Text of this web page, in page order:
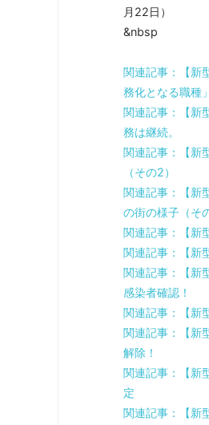
月22日）
&nbsp
関連記事：【新
務化となる職種
関連記事：【新
務は継続。
関連記事：【新
（その2）
関連記事：【新
の街の様子（そ
関連記事：【新
関連記事：【新
関連記事：【新
感染者確認！
関連記事：【新
関連記事：【新
解除！
関連記事：【新
定
関連記事：【新